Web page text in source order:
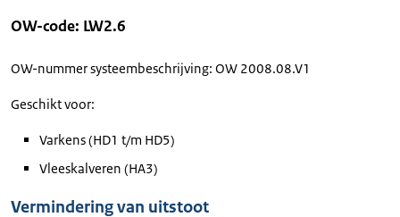
OW-code: LW2.6
OW-nummer systeembeschrijving: OW 2008.08.V1
Geschikt voor:
Varkens (HD1 t/m HD5)
Vleeskalveren (HA3)
Vermindering van uitstoot